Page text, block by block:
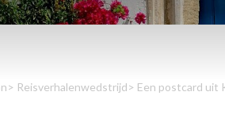
> Reisverhalenwedstrijd> Een postcard uit